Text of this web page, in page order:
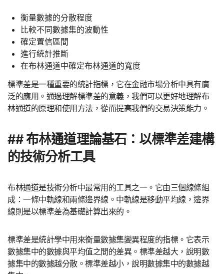
衡量數據的分散程度
比較不同數據集的波動性
確定置信區間
進行統計推斷
在布林通道中確定布林通道的寬度
標準差是一種重要的統計指標，它在金融市場分析中具有廣
泛的應用。通過理解標準差的意義，我們可以更好地理解布
林通道的原理和使用方法，從而提高我們的交易決策能力。
## 布林通道理論基石：以標準差建構
的技術分析工具
布林通道是技術分析中最常用的工具之一。它由三個線條組
成：一條中軌線和兩條邊界線。中軌線是移動平均線，邊界
線則是以標準差為基礎計算出來的。
標準差是統計學中用來衡量數據集變異程度的指標。它表示
數據集中的數據與平均值之間的差異。標準差越大，說明數
據集中的數據越分散。標準差越小，說明數據集中的數據越